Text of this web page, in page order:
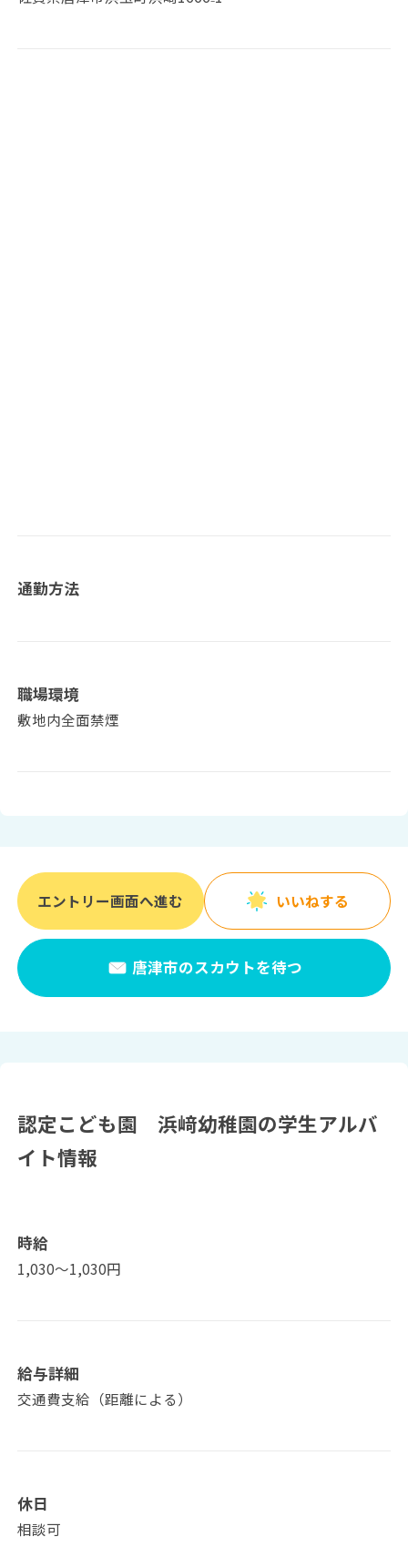
通勤方法
職場環境
敷地内全面禁煙
エントリー画面へ進む いいねする
唐津市のスカウトを待つ
認定こども園 浜﨑幼稚園の学生アルバ
イト情報
時給
1,030〜1,030円
給与詳細
交通費支給（距離による）
休日
相談可